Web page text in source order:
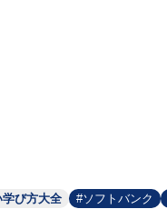
学び方大全 #ソフトバンク